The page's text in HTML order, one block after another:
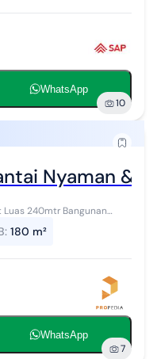
WhatsApp
10
Nyaman &
Air artesis Garasi 1
: 180 m²
WhatsApp
7